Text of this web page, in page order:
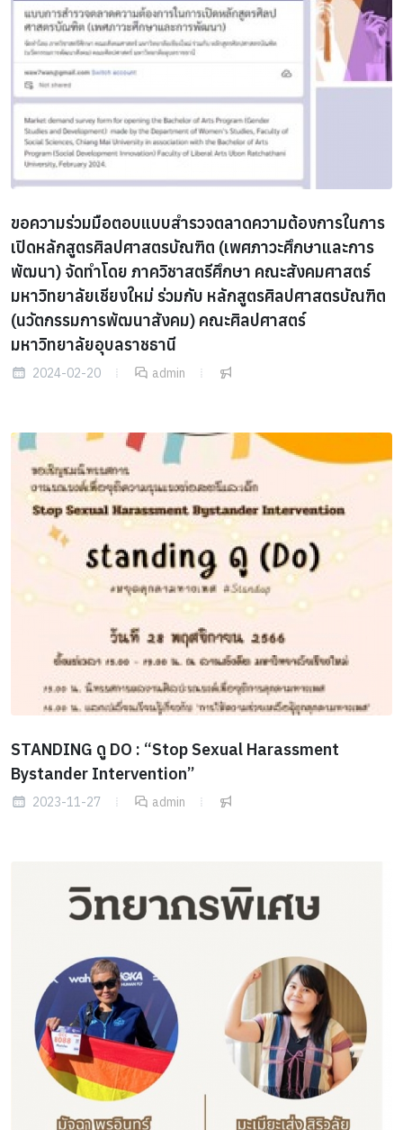
ขอความร่วมมือตอบแบบสำรวจตลาดความต้องการในการ
เปิดหลักสูตรศิลปศาสตรบัณฑิต (เพศภาวะศึกษาและการ
พัฒนา) จัดทำโดย ภาควิชาสตรีศึกษา คณะสังคมศาสตร์
มหาวิทยาลัยเชียงใหม่ ร่วมกับ หลักสูตรศิลปศาสตรบัณฑิต
(นวัตกรรมการพัฒนาสังคม) คณะศิลปศาสตร์
มหาวิทยาลัยอุบลราชธานี
2024-02-20 admin
STANDING ดู DO : “Stop Sexual Harassment
Bystander Intervention”
2023-11-27 admin